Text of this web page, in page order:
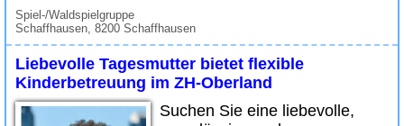
Spiel-/Waldspielgruppe
Schaffhausen, 8200 Schaffhausen
Liebevolle Tagesmutter bietet flexible
Kinderbetreuung im ZH-Oberland
Suchen Sie eine liebevolle,